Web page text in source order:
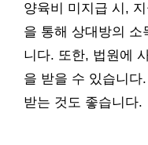
양육비 미지급 시,
을 통해 상대방의 소
니다. 또한, 법원에
을 받을 수 있습니다
받는 것도 좋습니다.